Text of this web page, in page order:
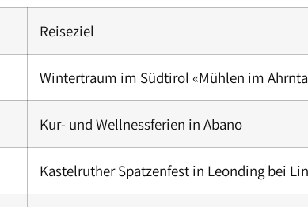
Reiseziel
Wintertraum im Südtirol «Mühlen im
Kur- und Wellnessferien in Abano
Kastelruther Spatzenfest in Leonding bei